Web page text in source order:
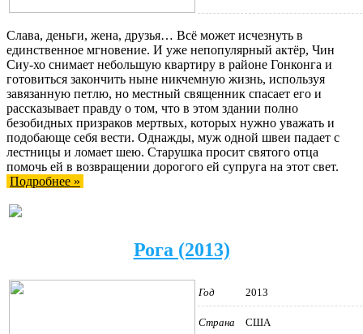
Слава, деньги, жена, друзья… Всё может исчезнуть в
единственное мгновение. И уже непопулярный актёр, Чин
Сиу-хо снимает небольшую квартиру в районе Гонконга и
готовиться закончить ныне никчемную жизнь, используя
завязанную петлю, но местный священник спасает его и
рассказывает правду о том, что в этом здании полно
безобидных призраков мертвых, которых нужно уважать и
подобающе себя вести. Однажды, муж одной швеи падает с
лестницы и ломает шею. Старушка просит святого отца
помочь ей в возвращении дорогого ей супруга на этот свет.
Подробнее »
Рога (2013)
Год 2013
Страна США